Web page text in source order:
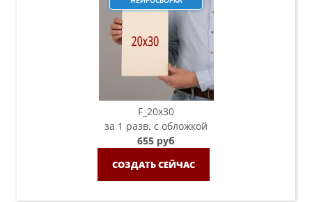
F_20х30
за 1 разв. с обложкой
655 руб
СОЗДАТЬ СЕЙЧАС